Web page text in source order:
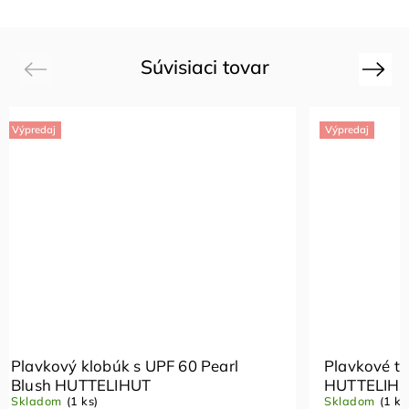
Súvisiaci tovar
Previous
Výpredaj
Plavkový klobúk s UPF 60 Pearl
Blush HUTTELIHUT
Skladom (1 ks)
Výpredaj
Skladom
Next